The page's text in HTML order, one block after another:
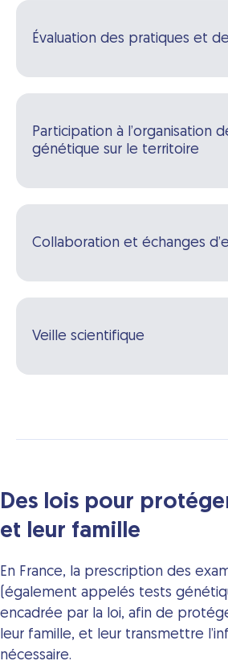
Évaluation des pratiques et
Participation à l’organisation
génétique sur le territoire
Collaboration et échanges
Veille scientifique
Des lois pour
et leur famille
En France, la prescription des
(également appelés tests
encadrée par la loi, afin de
leur famille, et leur transmettre
nécessaire.